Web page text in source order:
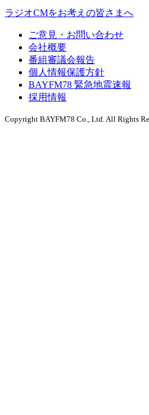
ラジオCMをお考えの皆さまへ
ご意見・お問い合わせ
会社概要
番組審議会報告
個人情報保護方針
BAYFM78 緊急地震速報
採用情報
Copyright BAYFM78 Co., Ltd. All Rights